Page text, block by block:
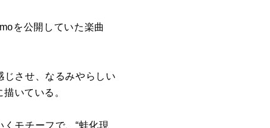
を公開していた楽曲
させ、なるみやらしい
いている。
モチーフで、“蛙化現